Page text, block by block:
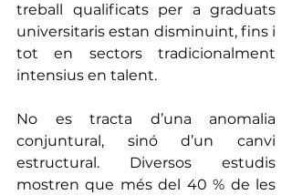
treball qualificats per a graduats
universitaris estan disminuint, fins i
tot en sectors tradicionalment
intensius en talent.
No es tracta d’una anomalia
conjuntural, sinó d’un canvi
estructural. Diversos estudis
mostren que més del 40 % de les